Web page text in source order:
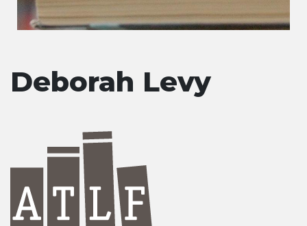
Deborah Levy